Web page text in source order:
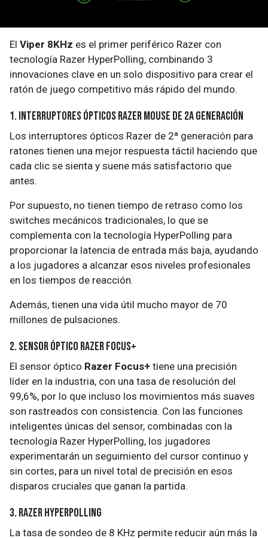
El Viper 8KHz es el primer periférico Razer con
tecnología Razer HyperPolling, combinando 3
innovaciones clave en un solo dispositivo para crear el
ratón de juego competitivo más rápido del mundo.
1. Interruptores ópticos Razer Mouse de 2a generación
Los interruptores ópticos Razer de 2ª generación para
ratones tienen una mejor respuesta táctil haciendo que
cada clic se sienta y suene más satisfactorio que
antes.
Por supuesto, no tienen tiempo de retraso como los
switches mecánicos tradicionales, lo que se
complementa con la tecnología HyperPolling para
proporcionar la latencia de entrada más baja, ayudando
a los jugadores a alcanzar esos niveles profesionales
en los tiempos de reacción.
Además, tienen una vida útil mucho mayor de 70
millones de pulsaciones.
2. Sensor óptico Razer Focus+
El sensor óptico Razer Focus+ tiene una precisión
líder en la industria, con una tasa de resolución del
99,6%, por lo que incluso los movimientos más suaves
son rastreados con consistencia. Con las funciones
inteligentes únicas del sensor, combinadas con la
tecnología Razer HyperPolling, los jugadores
experimentarán un seguimiento del cursor continuo y
sin cortes, para un nivel total de precisión en esos
disparos cruciales que ganan la partida.
3. Razer HyperPolling
La tasa de sondeo de 8 KHz permite reducir aún más la